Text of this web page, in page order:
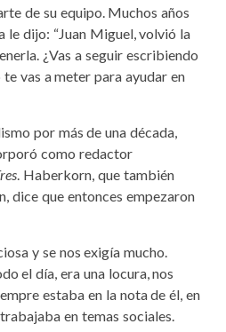
de su equipo. Muchos años
le dijo: “Juan Miguel, volvió la
¿Vas a seguir escribiendo
vas a meter para ayudar en
por más de una década,
como redactor
. Haberkorn, que también
dice que entonces empezaron
y se nos exigía mucho.
el día, era una locura, nos
estaba en la nota de él, en
en temas sociales.